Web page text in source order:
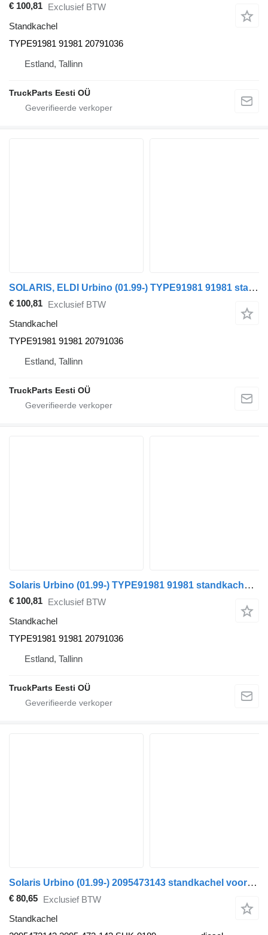
€ 100,81 Exclusief BTW
Standkachel
TYPE91981 91981 20791036
Estland, Tallinn
TruckParts Eesti OÜ
SOLARIS, ELDI Urbino (01.99-) TYPE91981 91981 standkachel voor Solaris Urbino, Alpino, Vacanza (1999-) bus
€ 100,81 Exclusief BTW
Standkachel
TYPE91981 91981 20791036
Estland, Tallinn
TruckParts Eesti OÜ
Solaris Urbino (01.99-) TYPE91981 91981 standkachel voor Solaris Urbino, Alpino, Vacanza (1999-) bus
€ 100,81 Exclusief BTW
Standkachel
TYPE91981 91981 20791036
Estland, Tallinn
TruckParts Eesti OÜ
Solaris Urbino (01.99-) 2095473143 standkachel voor Solaris Urbino, Alpino, Vacanza (1999-) bus
€ 80,65 Exclusief BTW
Standkachel